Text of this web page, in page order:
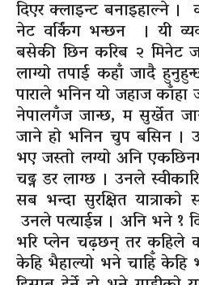
दिएर क्लाइन्ट बनाइहाल्ने ।
नेट वर्किंग भन्छन । यी
बसेकी छिन करिब २ मिनेट
लाग्यो तपाई कहाँ जादै
पाराले भनिन यो जहाज
नेपालगँज जान्छ, म सुर्खेत
जाने हो भनिन चुप बसिन ।
भए जस्तो लग्यो अनि
चढ्न डर लाग्छ । उनले
सब भन्दा सुरक्षित
उनले पत्याईन्न । अनि भने १
भरि प्लेन चढ़छन् तर कहिले
केहि भैहाल्यो भने चाहिँ केहि